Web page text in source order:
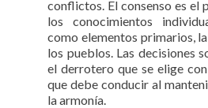
conflictos. El consenso es el
los conocimientos
como elementos primarios,
los pueblos. Las decisiones
el derrotero que se elige
que debe conducir al
la armonía.